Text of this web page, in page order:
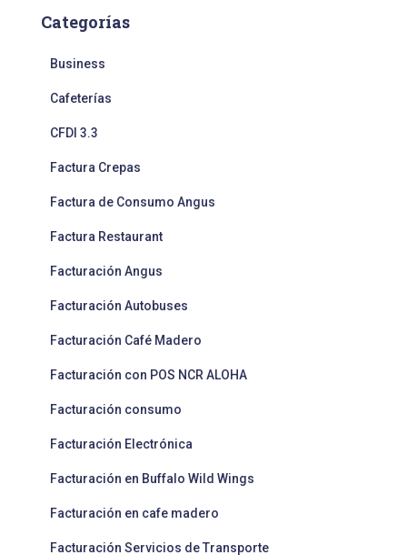
Categorías
Business
Cafeterías
CFDI 3.3
Factura Crepas
Factura de Consumo Angus
Factura Restaurant
Facturación Angus
Facturación Autobuses
Facturación Café Madero
Facturación con POS NCR ALOHA
Facturación consumo
Facturación Electrónica
Facturación en Buffalo Wild Wings
Facturación en cafe madero
Facturación Servicios de Transporte